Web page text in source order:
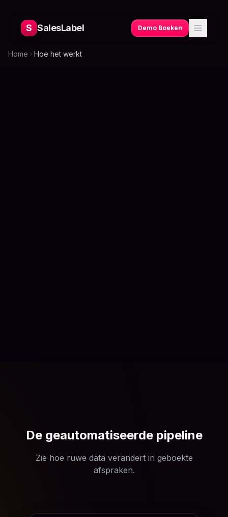
S SalesLabel Demo Boeken
Home Hoe het werkt
De geautomatiseerde pipeline
Zie hoe ruwe data verandert in geboekte
afspraken.